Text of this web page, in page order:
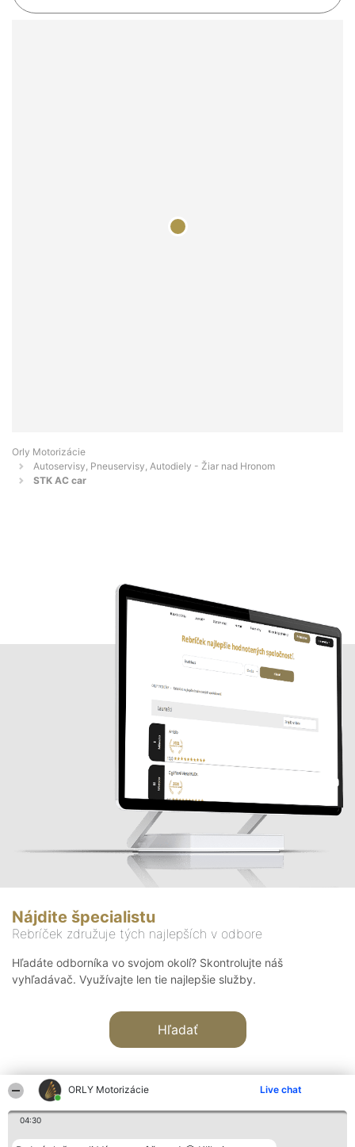
ORLY Motorizácie Live chat
04:30
Orly Motorizácie
Autoservisy, Pneuservisy, Autodiely - Žiar nad Hronom
STK AC car
Nájdite špecialistu
Rebríček združuje tých najlepších v odbore
Hľadáte odborníka vo svojom okolí? Skontrolujte náš
vyhľadávač. Využívajte len tie najlepšie služby.
Hľadať